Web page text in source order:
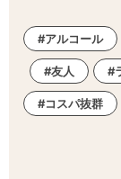
アルコール
友人
コスパ抜群